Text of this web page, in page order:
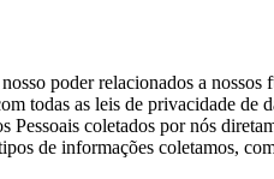
poder relacionados a
todas as leis de privacidade de
coletados por nós
de informações coletamos,